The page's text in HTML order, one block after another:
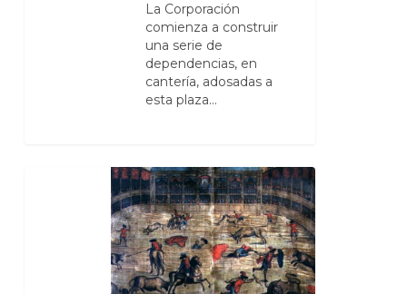
La Corporación
comienza a construir
una serie de
dependencias, en
cantería, adosadas a
esta plaza…